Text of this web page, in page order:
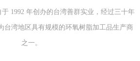
1992 年创办的台湾善群实业，经过三十年
台湾地区具有规模的环氧树脂加工品生产商
之一。